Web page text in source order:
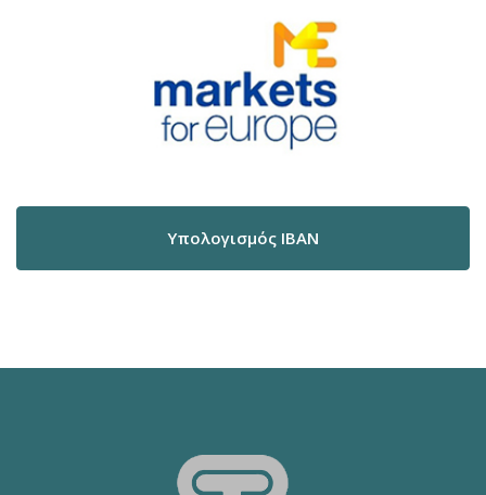
Υπολογισμός IBAN